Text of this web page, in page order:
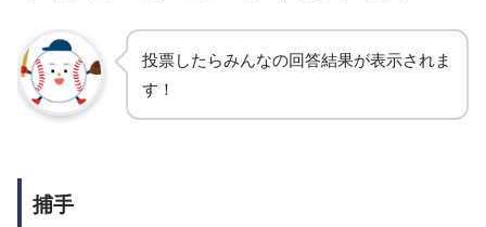
投票したらみんなの回答結果が表示されま
す！
捕手